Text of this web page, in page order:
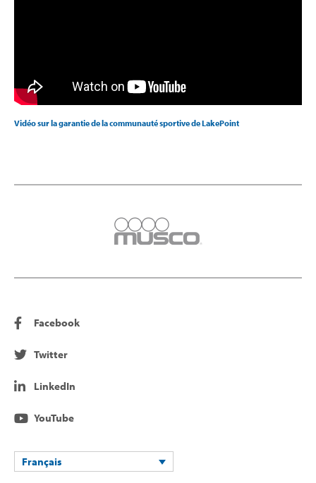
Vidéo sur la garantie de la communauté sportive de LakePoint
Facebook
Twitter
LinkedIn
YouTube
Français